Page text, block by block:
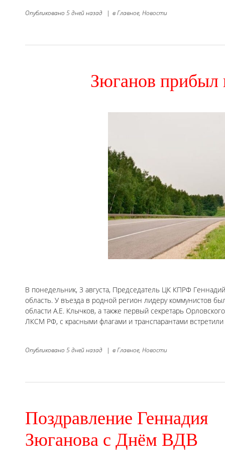
Опубликовано 5 дней назад | вГлавное, Новости
Зюганов прибыл
В понедельник, 3 августа, Председатель ЦК КПРФ
область. У въезда в родной регион лидеру коммунистов
области А.Е. Клычков, а также первый секретарь
ЛКСМ РФ, с красными флагами и транспарантами встретили
Опубликовано 5 дней назад | вГлавное, Новости
Поздравление Геннадия
Зюганова с Днём ВДВ